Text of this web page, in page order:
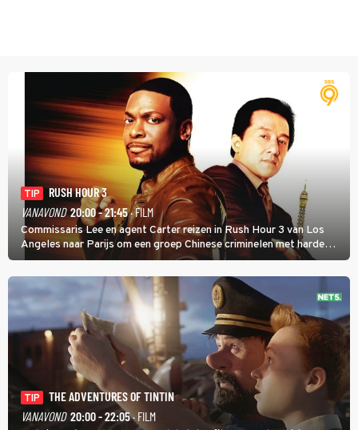
TIP
RUSH HOUR 3
VANAVOND 20:00 - 21:45· FILM
Commissaris Lee en agent Carter reizen in Rush Hour 3 van Los
Angeles naar Parijs om een groep Chinese criminelen met harde
hand aan te pakken.
TIP
THE ADVENTURES OF TINTIN
VANAVOND 20:00 - 22:05· FILM